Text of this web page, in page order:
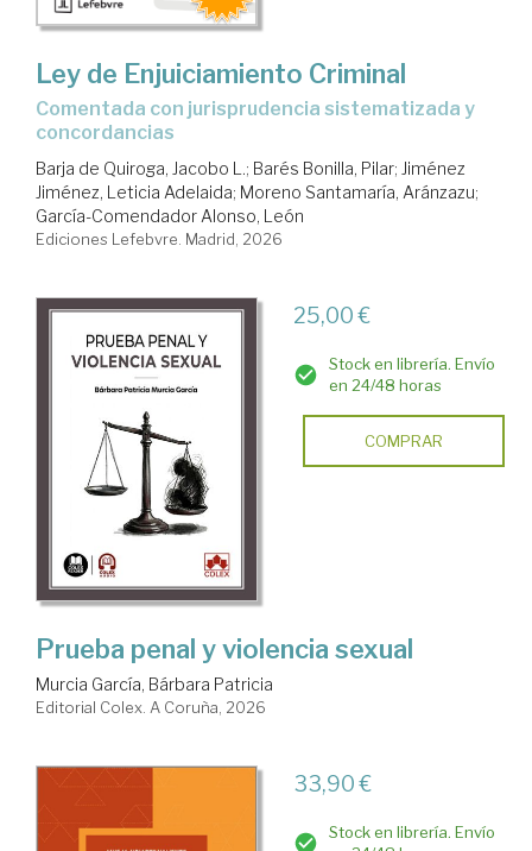
Ley de Enjuiciamiento Criminal
Comentada con jurisprudencia sistematizada y
concordancias
Barja de Quiroga, Jacobo L.; Barés Bonilla, Pilar; Jiménez
Jiménez, Leticia Adelaida; Moreno Santamaría, Aránzazu;
García-Comendador Alonso, León
Ediciones Lefebvre. Madrid, 2026
25,00 €
Stock en librería. Envío
en 24/48 horas
COMPRAR
Prueba penal y violencia sexual
Murcia García, Bárbara Patricia
Editorial Colex. A Coruña, 2026
33,90 €
Stock en librería. Envío